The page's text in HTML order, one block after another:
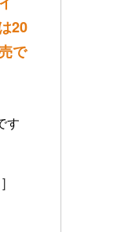
20
で
す